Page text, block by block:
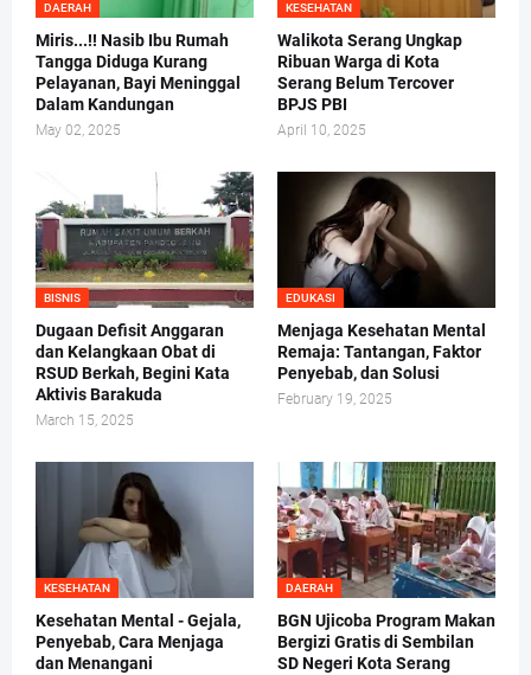
DAERAH
Miris...!! Nasib Ibu Rumah
Tangga Diduga Kurang
Pelayanan, Bayi Meninggal
Dalam Kandungan
May 02, 2025
KESEHATAN
Walikota Serang Ungkap
Ribuan Warga di Kota
Serang Belum Tercover
BPJS PBI
April 10, 2025
BISNIS
Dugaan Defisit Anggaran
dan Kelangkaan Obat di
RSUD Berkah, Begini Kata
Aktivis Barakuda
March 15, 2025
EDUKASI
Menjaga Kesehatan Mental
Remaja: Tantangan, Faktor
Penyebab, dan Solusi
February 19, 2025
KESEHATAN
Kesehatan Mental - Gejala,
Penyebab, Cara Menjaga
dan Menangani
DAERAH
BGN Ujicoba Program Makan
Bergizi Gratis di Sembilan
SD Negeri Kota Serang